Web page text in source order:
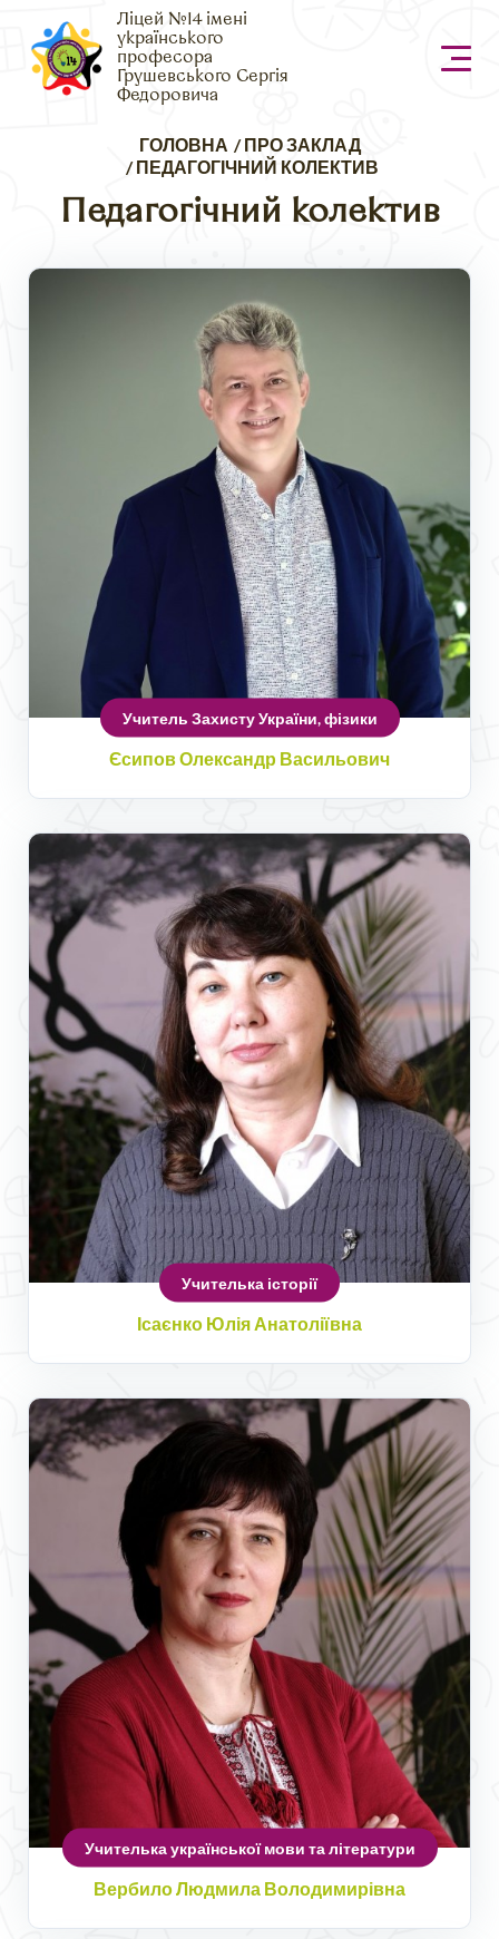
Ліцей №14 імені
українського
професора
Грушевського Сергія
Федоровича
навіґації ГОЛОВНА
ПРО ЗАКЛАД
ПЕДАГОГІЧНИЙ КОЛЕКТИВ
Педагогічний колектив
Учитель Захисту України, фізики
Єсипов Олександр Васильович
Учителька історії
Ісаєнко Юлія Анатоліївна
Учителька української мови та літератури
Вербило Людмила Володимирівна